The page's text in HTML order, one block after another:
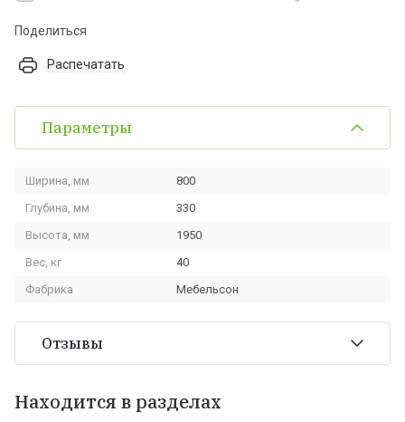
Поделиться
Распечатать
Параметры
Ширина, мм
800
Глубина, мм
330
Высота, мм
1950
Вес, кг
40
Фабрика
Мебельсон
Отзывы
Находится в разделах